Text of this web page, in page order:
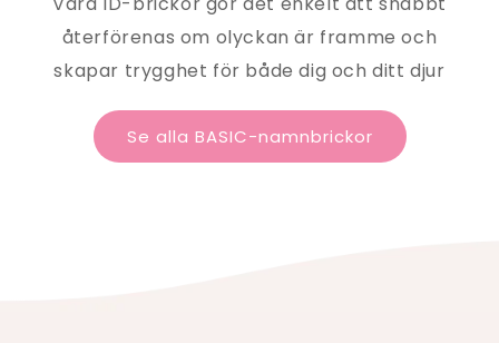
återförenas om olyckan är framme och
skapar trygghet för både dig och ditt djur
Se alla BASIC-namnbrickor